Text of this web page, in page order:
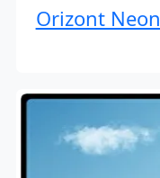
Orizont Neon